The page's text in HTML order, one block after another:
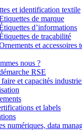
et identification textile
de marque
d’informations
de traçabilité
et accessoires
nous ?
RSE
et capacités
et labels
numériques, data